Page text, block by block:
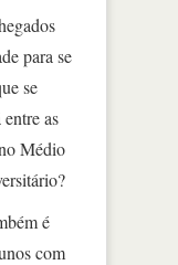
para se
se
as
Médio
é
com